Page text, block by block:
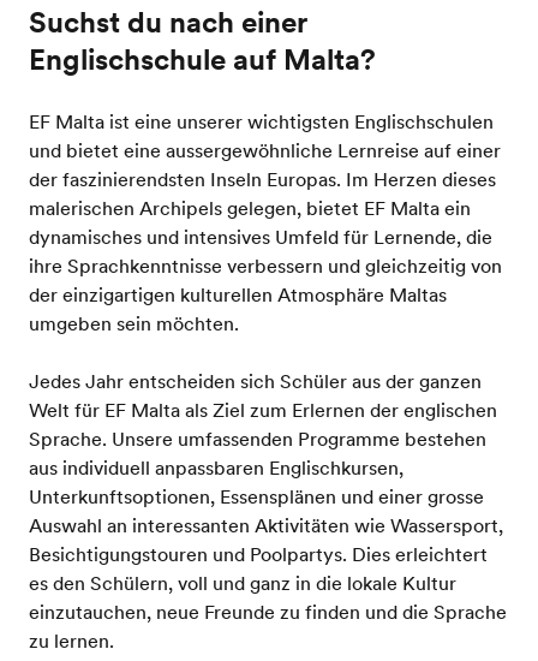
Suchst du nach einer
Englischschule auf Malta?
EF Malta ist eine unserer wichtigsten Englischschulen
und bietet eine aussergewöhnliche Lernreise auf einer
der faszinierendsten Inseln Europas. Im Herzen dieses
malerischen Archipels gelegen, bietet EF Malta ein
dynamisches und intensives Umfeld für Lernende, die
ihre Sprachkenntnisse verbessern und gleichzeitig von
der einzigartigen kulturellen Atmosphäre Maltas
umgeben sein möchten.
Jedes Jahr entscheiden sich Schüler aus der ganzen
Welt für EF Malta als Ziel zum Erlernen der englischen
Sprache. Unsere umfassenden Programme bestehen
aus individuell anpassbaren Englischkursen,
Unterkunftsoptionen, Essensplänen und einer grosse
Auswahl an interessanten Aktivitäten wie Wassersport,
Besichtigungstouren und Poolpartys. Dies erleichtert
es den Schülern, voll und ganz in die lokale Kultur
einzutauchen, neue Freunde zu finden und die Sprache
zu lernen.